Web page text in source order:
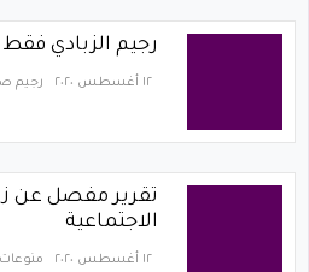
رجيم الزبادي فقط
١٢ أغسطس ٢٠٢٠ رجيم
تقرير مفصل عن
الاجتماعية
١٢ أغسطس ٢٠٢٠ منوعات